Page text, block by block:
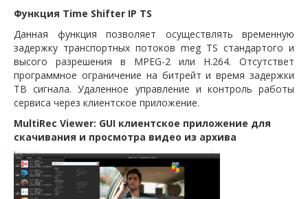
Функция Time Shifter IP TS
Данная функция позволяет осуществлять временную
задержку транспортных потоков meg TS стандартого и
высого разрешения в MPEG-2 или H.264. Отсутствет
программное ограничение на битрейт и время задержки
ТВ сигнала. Удаленное управление и контроль работы
сервиса через клиентское приложение.
MultiRec Viewer: GUI клиентское приложение для
скачивания и просмотра видео из архива